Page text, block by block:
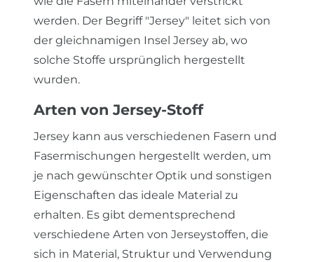
werden. Der Begriff "Jersey" leitet sich von
der gleichnamigen Insel Jersey ab, wo
solche Stoffe ursprünglich hergestellt
wurden.
Arten von Jersey-Stoff
Jersey kann aus verschiedenen Fasern und
Fasermischungen hergestellt werden, um
je nach gewünschter Optik und sonstigen
Eigenschaften das ideale Material zu
erhalten. Es gibt dementsprechend
verschiedene Arten von Jerseystoffen, die
sich in Material, Struktur und Verwendung